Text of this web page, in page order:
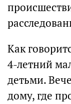
Как
4-летний
детьми.
дому, где